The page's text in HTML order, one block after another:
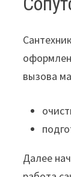
вызова
Далее